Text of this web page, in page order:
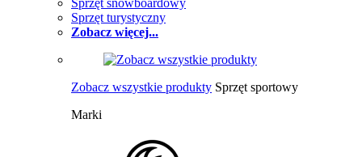
Sprzęt snowboardowy
Sprzęt turystyczny
Zobacz więcej...
Zobacz wszystkie produkty Sprzęt sportowy
Marki